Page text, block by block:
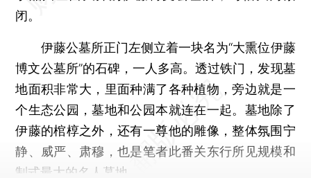
闭。
伊藤公墓所正门左侧立着一块名为“大熏位伊藤
博文公墓所”的石碑，一人多高。透过铁门，发现墓
地面积非常大，里面种满了各种植物，旁边就是一
个生态公园，墓地和公园本就连在一起。墓地除了
伊藤的棺椁之外，还有一尊他的雕像，整体氛围宁
静、威严、肃穆，也是笔者此番关东行所见规模和
制式最大的名人墓地。